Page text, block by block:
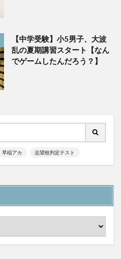
【中学受験】小5男子、大波
乱の夏期講習スタート【なん
でゲームしたんだろう？】
早稲アカ 志望校判定テスト